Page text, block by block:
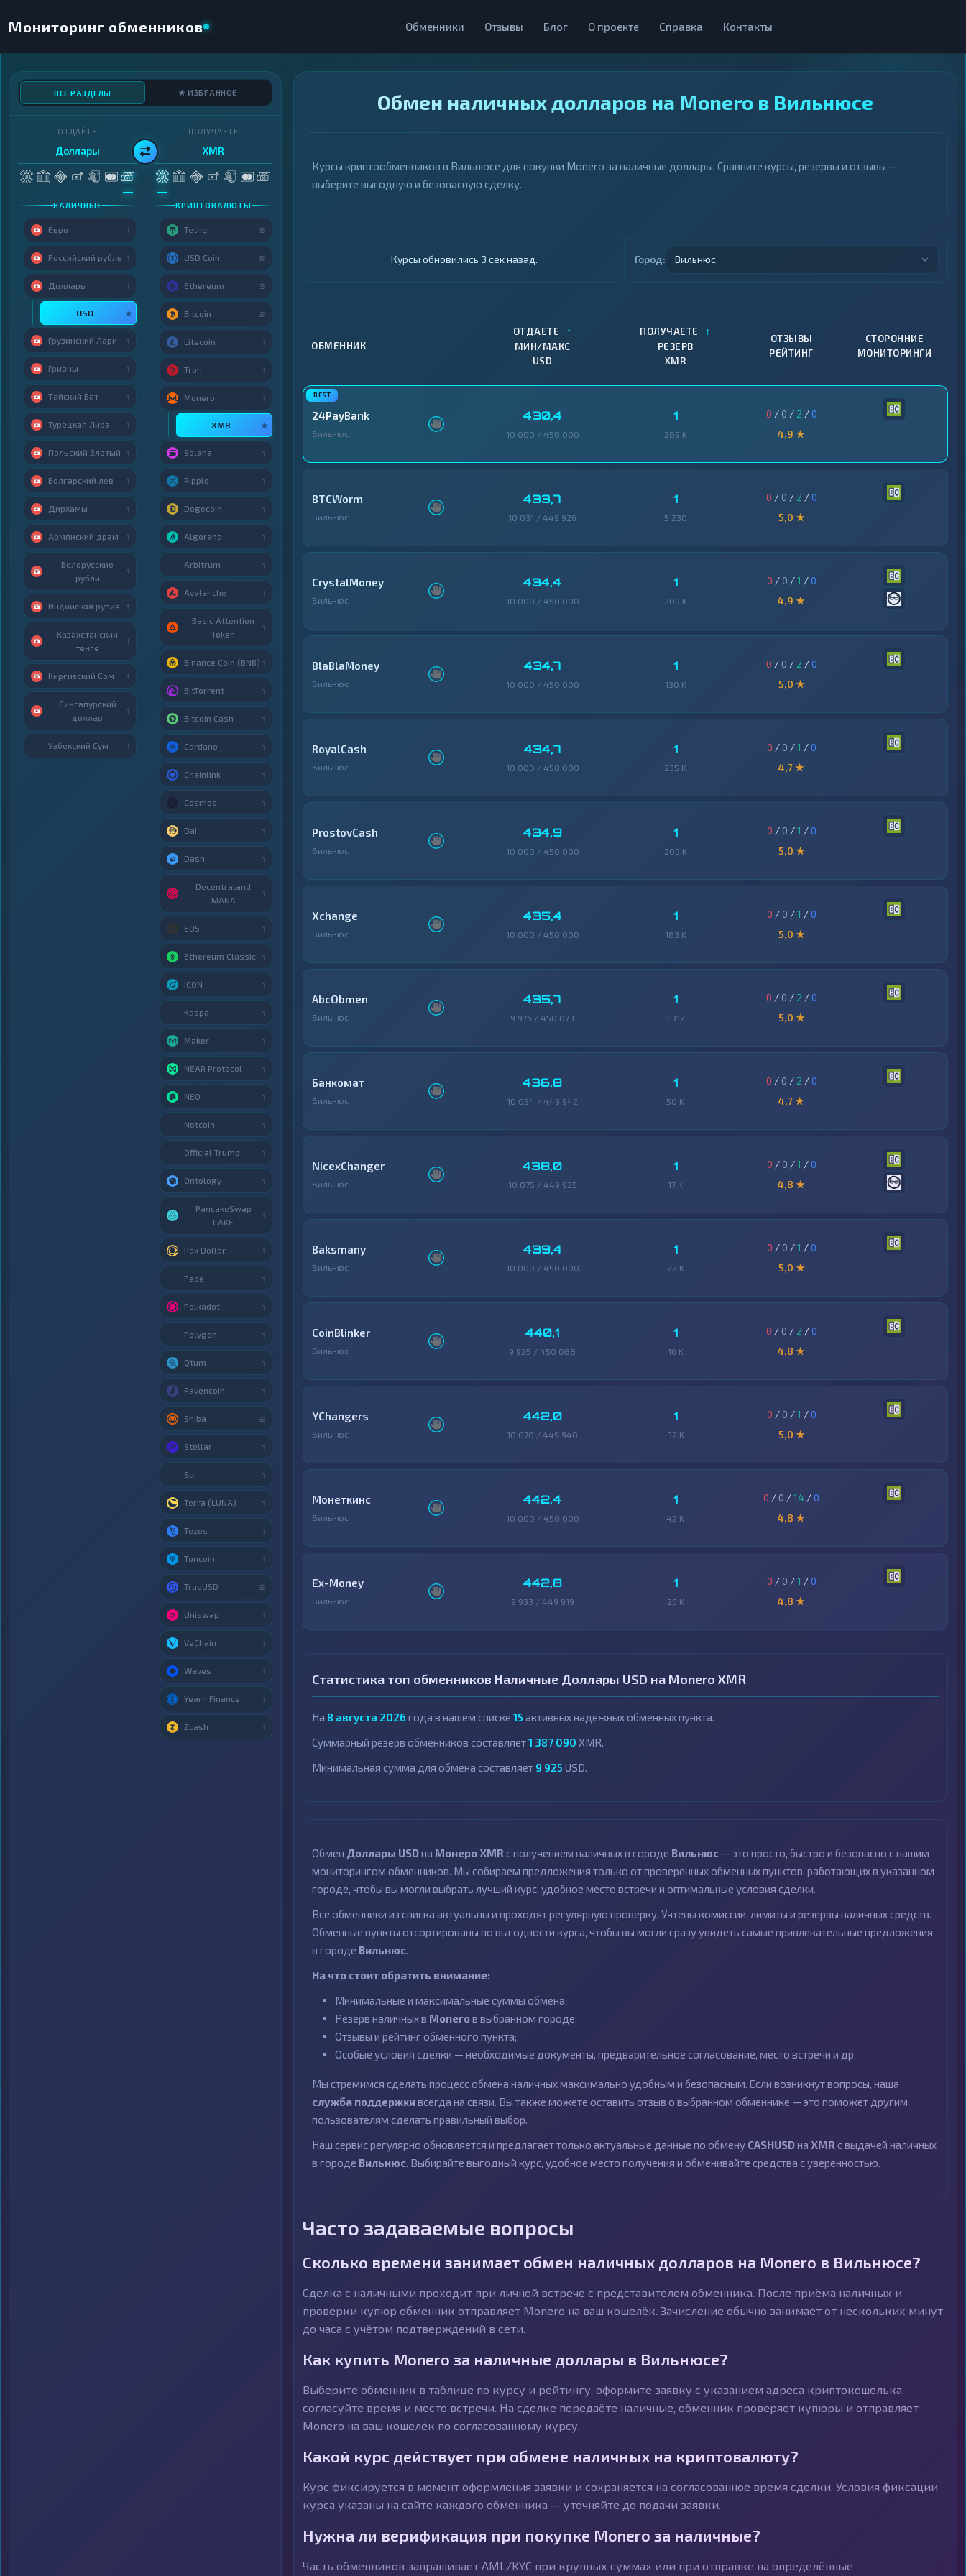
Мониторинг обменников Обменники Отзывы Блог О проекте Справка Контакты
Обмен наличных долларов на Monero в Вильнюсе
Курсы криптообменников в Вильнюсе для покупки Monero за наличные доллары. Сравните курсы, резервы и отзывы —
выберите выгодную и безопасную сделку.
Курсы обновились 4 сек назад. Город: Вильнюс
ОБМЕННИК
ОТДАЕТЕ ↑
МИН/МАКС
USD
ПОЛУЧАЕТЕ ↕
РЕЗЕРВ
XMR
ОТЗЫВЫ
РЕЙТИНГ
СТОРОННИЕ
МОНИТОРИНГИ
24PayBank
Вильнюс
430,4
10 000 / 450 000
1
209 K
0 / 0 / 2 /0
4,9 ★
BTCWorm
Вильнюс
433,7
10 031 / 449 926
1
5 230
0 / 0 / 2 /0
5,0 ★
CrystalMoney
Вильнюс
434,4
10 000 / 450 000
1
209 K
0 / 0 /1 /0
4,9 ★
BlaBlaMoney
Вильнюс
434,7
10 000 / 450 000
1
130 K
0 / 0 / 2 /0
5,0 ★
RoyalCash
Вильнюс
434,7
10 000 / 450 000
1
235 K
0 / 0 /1 /0
4,7 ★
ProstovCash
Вильнюс
434,9
10 000 / 450 000
1
209 K
0 / 0 /1 /0
5,0 ★
Xchange
Вильнюс
435,4
10 000 / 450 000
1
183 K
0 / 0 /1 /0
5,0 ★
AbcObmen
Вильнюс
435,7
9 976 / 450 073
1
1 312
0 / 0 / 2 /0
5,0 ★
Банкомат
Вильнюс
436,8
10 054 / 449 942
1
50 K
0 / 0 / 2 /0
4,7 ★
NicexChanger
Вильнюс
438,0
10 075 / 449 925
1
17 K
0 / 0 /1 /0
4,8 ★
Baksmany
Вильнюс
439,4
10 000 / 450 000
1
22 K
0 / 0 /1 /0
5,0 ★
CoinBlinker
Вильнюс
440,1
9 925 / 450 088
1
16 K
0 / 0 / 2 /0
4,8 ★
YChangers
Вильнюс
442,0
10 070 / 449 940
1
32 K
0 / 0 /1 /0
5,0 ★
Монеткинс
Вильнюс
442,4
10 000 / 450 000
1
42 K
0 / 0 /14 /0
4,8 ★
Ex-Money
Вильнюс
442,8
9 933 / 449 919
1
26 K
0 / 0 /1 /0
4,8 ★
Статистика топ обменников Наличные Доллары USD на Monero XMR
На 8 августа 2026 года в нашем списке 15 активных надежных обменных пункта.
Суммарный резерв обменников составляет1 387 090 XMR.
Минимальная сумма для обмена составляет 9 925 USD.
Обмен Доллары USDна Монеро XMR с получением наличных в городе Вильнюс — это просто, быстро и безопасно с нашим
мониторингом обменников. Мы собираем предложения только от проверенных обменных пунктов, работающих в указанном
городе, чтобы вы могли выбрать лучший курс, удобное место встречи и оптимальные условия сделки.
Все обменники из списка актуальны и проходят регулярную проверку. Учтены комиссии, лимиты и резервы наличных средств.
Обменные пункты отсортированы по выгодности курса, чтобы вы могли сразу увидеть самые привлекательные предложения
в городе Вильнюс.
На что стоит обратить внимание:
Минимальные и максимальные суммы обмена;
Резерв наличных в Moneroв выбранном городе;
Отзывы и рейтинг обменного пункта;
Особые условия сделки — необходимые документы, предварительное согласование, место встречи и др.
Мы стремимся сделать процесс обмена наличных максимально удобным и безопасным. Если возникнут вопросы, наша
служба поддержкивсегда на связи. Вы также можете оставить отзыв о выбранном обменнике — это поможет другим
пользователям сделать правильный выбор.
Наш сервис регулярно обновляется и предлагает только актуальные данные по обмену CASHUSDна XMR с выдачей наличных
в городе Вильнюс. Выбирайте выгодный курс, удобное место получения и обменивайте средства с уверенностью.
Часто задаваемые вопросы
Сколько времени занимает обмен наличных долларов на Monero в Вильнюсе?
Сделка с наличными проходит при личной встрече с представителем обменника. После приёма наличных и
проверки купюр обменник отправляет Monero на ваш кошелёк. Зачисление обычно занимает от нескольких минут
до часа с учётом подтверждений в сети.
Как купить Monero за наличные доллары в Вильнюсе?
Выберите обменник в таблице по курсу и рейтингу, оформите заявку с указанием адреса криптокошелька,
согласуйте время и место встречи. На сделке передаёте наличные, обменник проверяет купюры и отправляет
Monero на ваш кошелёк по согласованному курсу.
Какой курс действует при обмене наличных на криптовалюту?
Курс фиксируется в момент оформления заявки и сохраняется на согласованное время сделки. Условия фиксации
курса указаны на сайте каждого обменника — уточняйте до подачи заявки.
Нужна ли верификация при покупке Monero за наличные?
Часть обменников запрашивает AML/KYC при крупных суммах или при отправке на определённые
ВСЕ РАЗДЕЛЫ ★ ИЗБРАННОЕ
ОТДАЁТЕ
Доллары
НАЛИЧНЫЕ
Евро 1
Российский рубль 1
Доллары 1
USD ★
Грузинский Лари 1
Гривны 1
Тайский Бат 1
Турецкая Лира 1
Польский Злотый 1
Болгарский лев 1
Дирхамы 1
Армянский драм 1
Белорусские
рубли
1
Индийская рупия 1
Казахстанский
тенге
1
Киргизский Сом 1
Сингапурский
доллар
1
Узбекский Сум 1
ПОЛУЧАЕТЕ
XMR
КРИПТОВАЛЮТЫ
Tether 9
USD Coin 5
Ethereum 3
Bitcoin 2
Litecoin 1
Tron 1
Monero 1
XMR ★
Solana 1
Ripple 1
Dogecoin 1
Algorand 1
Arbitrum 1
Avalanche 1
Basic Attention
Token
1
Binance Coin (BNB) 1
BitTorrent 1
Bitcoin Cash 1
Cardano 1
Chainlink 1
Cosmos 1
Dai 1
Dash 1
Decentraland
MANA
1
EOS 1
Ethereum Classic 1
ICON 1
Kaspa 1
Maker 1
NEAR Protocol 1
NEO 1
Notcoin 1
Official Trump 1
Ontology 1
PancakeSwap
CAKE
1
Pax Dollar 1
Pepe 1
Polkadot 1
Polygon 1
Qtum 1
Ravencoin 1
Shiba 2
Stellar 1
Sui 1
Terra (LUNA) 1
Tezos 1
Toncoin 1
TrueUSD 2
Uniswap 1
VeChain 1
Waves 1
Yearn Finance 1
Zcash 1